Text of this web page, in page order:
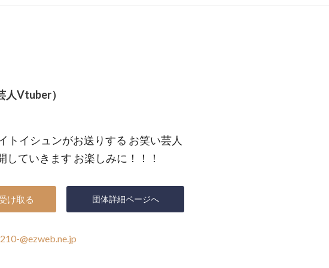
人Vtuber）
トイシュンがお送りする お笑い芸人
ていきます お楽しみに！！！
け取る 団体詳細ページへ
@ezweb.ne.jp